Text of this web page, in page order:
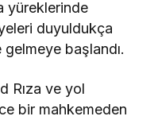
yüreklerinde
duyuldukça
gelmeye başlandı.
Rıza ve yol
bir mahkemeden